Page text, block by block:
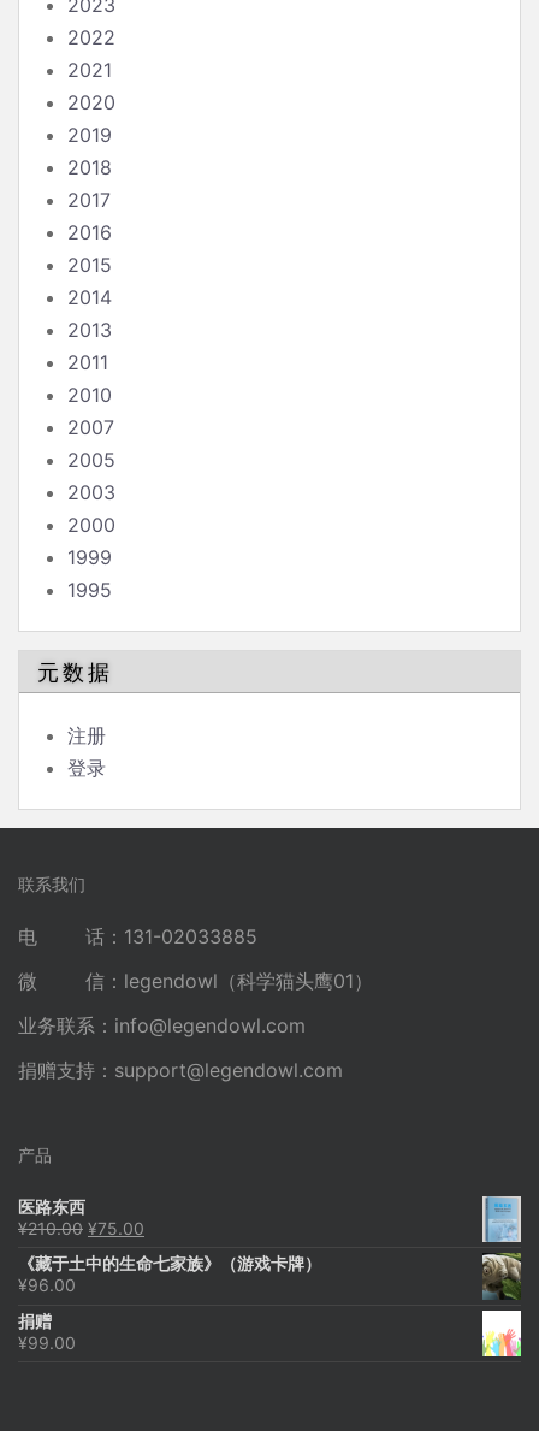
2023
2022
2021
2020
2019
2018
2017
2016
2015
2014
2013
2011
2010
2007
2005
2003
2000
1999
1995
元数据
注册
登录
联系我们
电 话：131-02033885
微 信：legendowl（科学猫头鹰01）
业务联系： info@legendowl.com
捐赠支持： support@legendowl.com
产品
医路东西
¥210.00 原
为：
¥75.00
价
《藏于土中的生命七家族》（游戏卡牌）
¥96.00
捐赠
¥99.00